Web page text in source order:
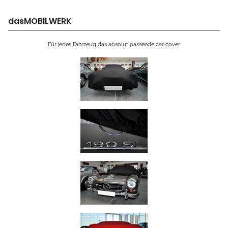
dasMOBILWERK
Für jedes Fahrzeug das absolut passende car cover